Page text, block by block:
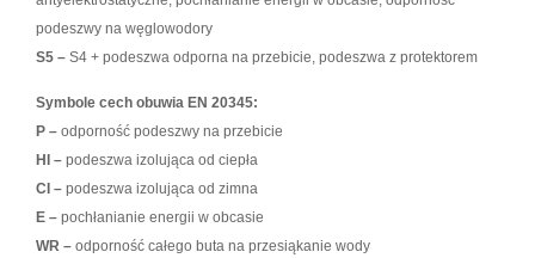
podeszwy na węglowodory
S5 – S4 + podeszwa odporna na przebicie, podeszwa z protektorem
Symbole cech obuwia EN 20345:
P – odporność podeszwy na przebicie
HI – podeszwa izolująca od ciepła
CI – podeszwa izolująca od zimna
E – pochłanianie energii w obcasie
WR – odporność całego buta na przesiąkanie wody